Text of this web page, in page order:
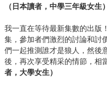
（日本讀者，中學三年級女生）
我一直在等待最新集數的出版
集，參加者們激烈的討論和討
們一起推測誰才是狼人，然後
後，再次享受精采的情節，相
者，大學女生）